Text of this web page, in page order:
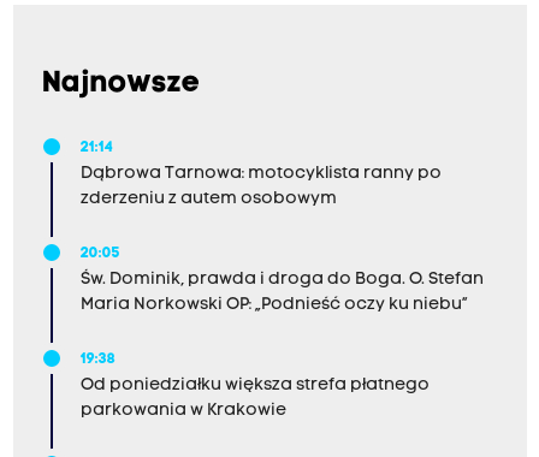
Najnowsze
21:14
Dąbrowa Tarnowa: motocyklista ranny po
zderzeniu z autem osobowym
20:05
Św. Dominik, prawda i droga do Boga. O. Stefan
Maria Norkowski OP: „Podnieść oczy ku niebu”
19:38
Od poniedziałku większa strefa płatnego
parkowania w Krakowie